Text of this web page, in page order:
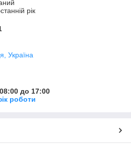
рік
Україна
до 17:00
роботи